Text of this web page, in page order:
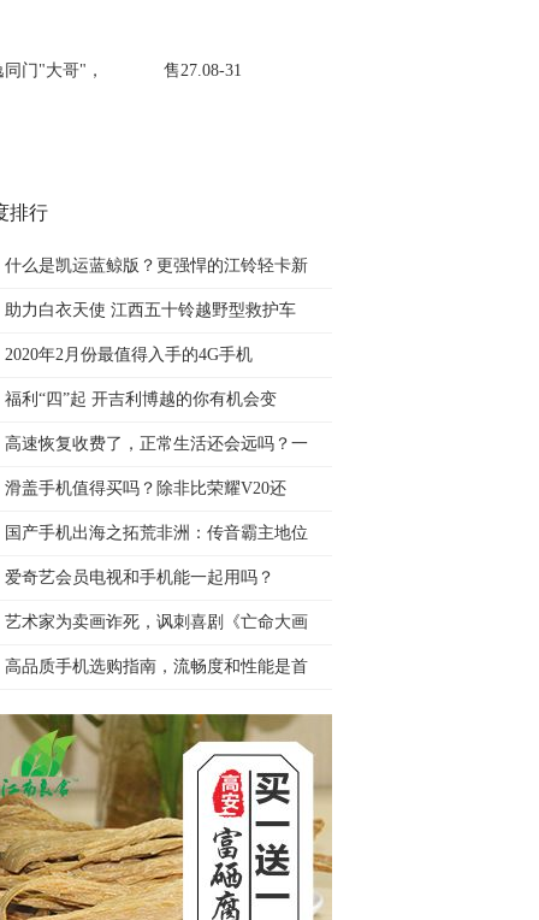
同门"大哥"， 售27.08-31
排行
什么是凯运蓝鲸版？更强悍的江铃轻卡新
助力白衣天使 江西五十铃越野型救护车
2020年2月份最值得入手的4G手机
福利“四”起 开吉利博越的你有机会变
高速恢复收费了，正常生活还会远吗？一
滑盖手机值得买吗？除非比荣耀V20还
国产手机出海之拓荒非洲：传音霸主地位
爱奇艺会员电视和手机能一起用吗？
艺术家为卖画诈死，讽刺喜剧《亡命大画
高品质手机选购指南，流畅度和性能是首